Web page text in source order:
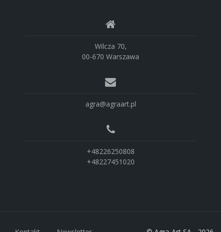
Wilcza 70,
00-670 Warszawa
agra@agraart.pl
+48226250808
+48227451020